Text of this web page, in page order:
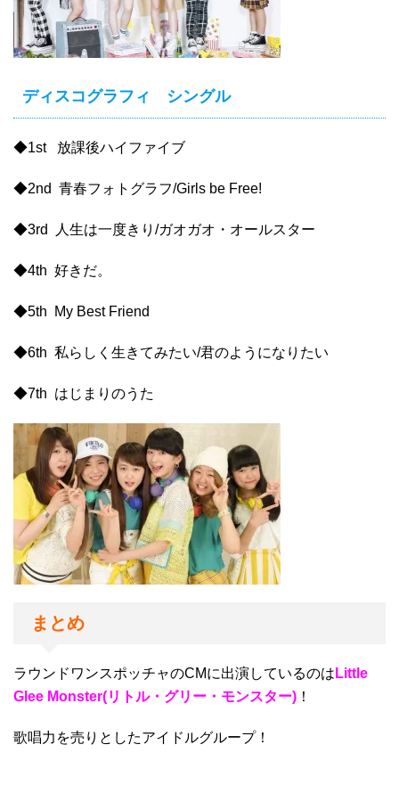
ディスコグラフィ シングル
◆1st 放課後ハイファイブ
◆2nd 青春フォトグラフ/Girls be Free!
◆3rd 人生は一度きり/ガオガオ・オールスター
◆4th 好きだ。
◆5th My Best Friend
◆6th 私らしく生きてみたい/君のようになりたい
◆7th はじまりのうた
まとめ
ラウンドワンスポッチャのCMに出演しているのは Little
Glee Monster(リトル・グリー・モンスター) ！
歌唱力を売りとしたアイドルグループ！